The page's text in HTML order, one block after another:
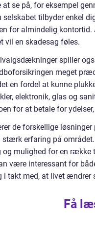
se på, for eksempel
selskabet tilbyder enkel
for almindelig kontortid.
vil en skadesag føles.
spiller
meget
en fordel at kunne
elektronik, glas og
for at betale for
de forskellige
stærk erfaring på
mulighed for en række
være interessant for
i takt med, at livet ændrer
Få